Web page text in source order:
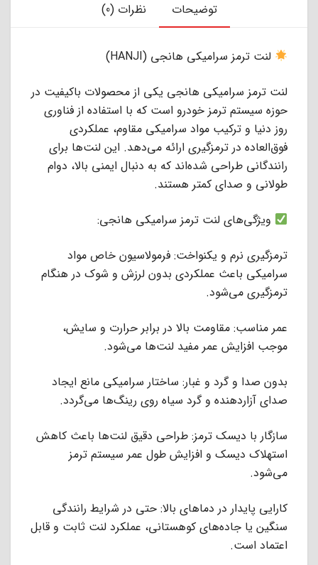
توضیحات نظرات (0)
لنت ترمز سرامیکی هانجی (HANJI)
لنت ترمز سرامیکی هانجی یکی از محصولات باکیفیت در
حوزه سیستم ترمز خودرو است که با استفاده از فناوری
روز دنیا و ترکیب مواد سرامیکی مقاوم، عملکردی
فوق‌العاده در ترمزگیری ارائه می‌دهد. این لنت‌ها برای
رانندگانی طراحی شده‌اند که به دنبال ایمنی بالا، دوام
طولانی و صدای کمتر هستند.
ویژگی‌های لنت ترمز سرامیکی هانجی:
ترمزگیری نرم و یکنواخت: فرمولاسیون خاص مواد
سرامیکی باعث عملکردی بدون لرزش و شوک در هنگام
ترمزگیری می‌شود.
عمر مناسب: مقاومت بالا در برابر حرارت و سایش،
موجب افزایش عمر مفید لنت‌ها می‌شود.
بدون صدا و گرد و غبار: ساختار سرامیکی مانع ایجاد
صدای آزاردهنده و گرد سیاه روی رینگ‌ها می‌گردد.
سازگار با دیسک ترمز: طراحی دقیق لنت‌ها باعث کاهش
استهلاک دیسک و افزایش طول عمر سیستم ترمز
می‌شود.
کارایی پایدار در دماهای بالا: حتی در شرایط رانندگی
سنگین یا جاده‌های کوهستانی، عملکرد لنت ثابت و قابل
اعتماد است.